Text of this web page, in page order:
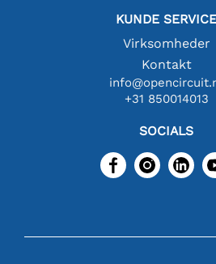
KUNDE SERVICE
Virksomheder
Kontakt
+31 850014013
SOCIALS